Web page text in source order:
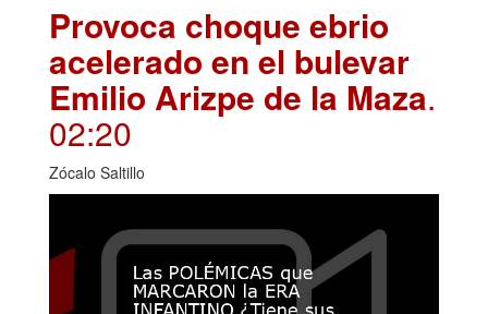
Provoca choque ebrio
acelerado en el bulevar
Emilio Arizpe de la Maza.
02:20
Zócalo Saltillo